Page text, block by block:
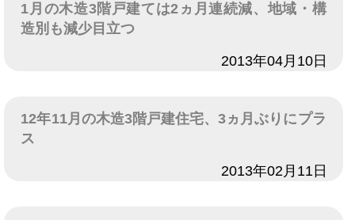
1月の木造3階戸建ては2ヵ月連続減、地域・構
造別も減少目立つ
2013年04月10日
12年11月の木造3階戸建住宅、3ヵ月ぶりにプラ
ス
2013年02月11日